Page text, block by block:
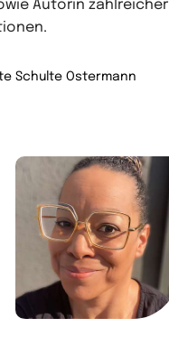
Autorin zahlreicher
Schulte Ostermann